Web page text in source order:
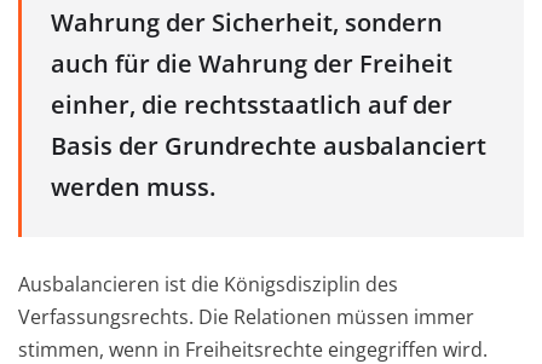
Wahrung der Sicherheit, sondern
auch für die Wahrung der Freiheit
einher, die rechtsstaatlich auf der
Basis der Grundrechte ausbalanciert
werden muss.
Ausbalancieren ist die Königsdisziplin des
Verfassungsrechts. Die Relationen müssen immer
stimmen, wenn in Freiheitsrechte eingegriffen wird.